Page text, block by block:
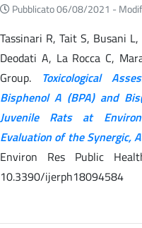
Pubblicato 06/08/2021 -
Tassinari R, Tait S, Busani
Deodati A, La Rocca C,
Group. Toxicological
Bisphenol A (BPA) and
Juvenile Rats at
Evaluation of the Synergic,
Environ Res Public
10.3390/ijerph18094584